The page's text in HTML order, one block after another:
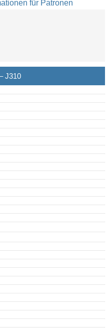
für Patronen
J310